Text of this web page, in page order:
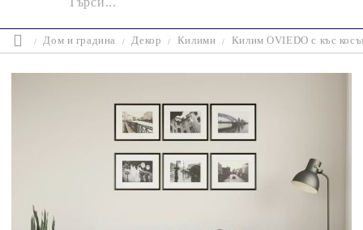
Дом и градина Декор Килими Килим OVIEDO с къс